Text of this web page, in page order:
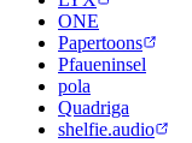
ONE
Papertoons
Pfaueninsel
pola
Quadriga
shelfie.audio